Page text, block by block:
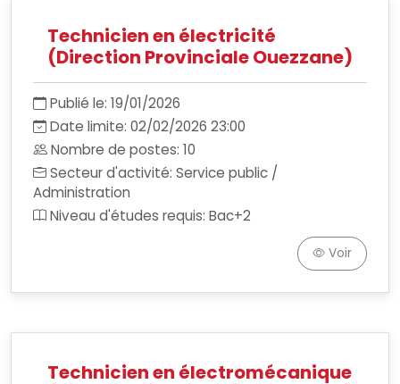
Technicien en électricité
(Direction Provinciale Ouezzane)
Publié le: 19/01/2026
Date limite: 02/02/2026 23:00
Nombre de postes: 10
Secteur d'activité: Service public /
Administration
Niveau d'études requis: Bac+2
Voir
Technicien en électromécanique